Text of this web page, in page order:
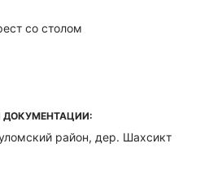
со столом
ДОКУМЕНТАЦИИ:
район, дер. Шахсикт